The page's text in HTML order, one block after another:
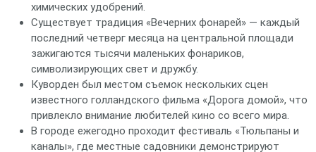
химических удобрений.
Существует традиция «Вечерних фонарей» — каждый
последний четверг месяца на центральной площади
зажигаются тысячи маленьких фонариков,
символизирующих свет и дружбу.
Куворден был местом съемок нескольких сцен
известного голландского фильма «Дорога домой», что
привлекло внимание любителей кино со всего мира.
В городе ежегодно проходит фестиваль «Тюльпаны и
каналы», где местные садовники демонстрируют